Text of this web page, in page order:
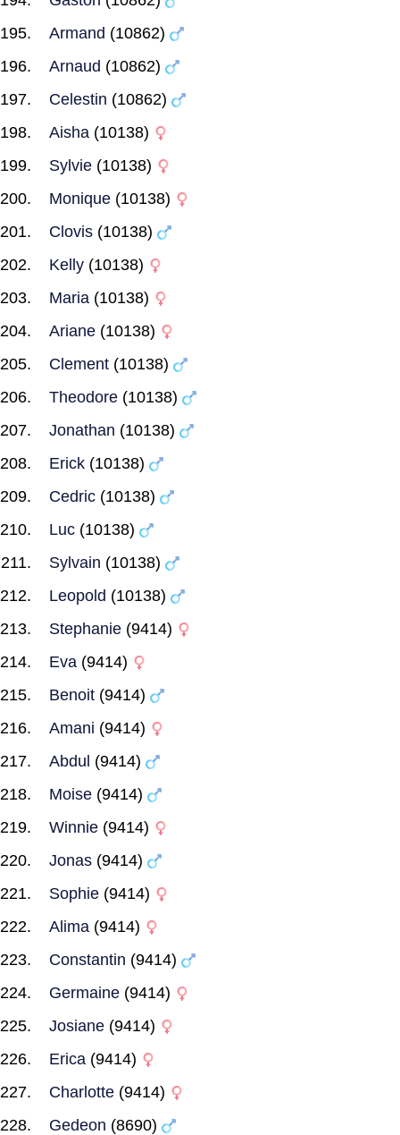
Armand (10862)
Arnaud (10862)
Celestin (10862)
Aisha (10138)
Sylvie (10138)
Monique (10138)
Clovis (10138)
Kelly (10138)
Maria (10138)
Ariane (10138)
Clement (10138)
Theodore (10138)
Jonathan (10138)
Erick (10138)
Cedric (10138)
Luc (10138)
Sylvain (10138)
Leopold (10138)
Stephanie (9414)
Eva (9414)
Benoit (9414)
Amani (9414)
Abdul (9414)
Moise (9414)
Winnie (9414)
Jonas (9414)
Sophie (9414)
Alima (9414)
Constantin (9414)
Germaine (9414)
Josiane (9414)
Erica (9414)
Charlotte (9414)
Gedeon (8690)